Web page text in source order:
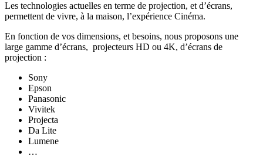
Les technologies actuelles en terme de projection, et d’écrans,
permettent de vivre, à la maison, l’expérience Cinéma.
En fonction de vos dimensions, et besoins, nous proposons une
large gamme d’écrans, projecteurs HD ou 4K, d’écrans de
projection :
Sony
Epson
Panasonic
Vivitek
Projecta
Da Lite
Lumene
…